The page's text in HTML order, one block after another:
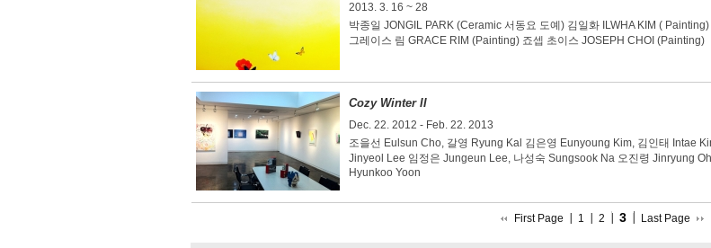
2013. 3. 16 ~ 28
박종일 JONGIL PARK (Ceramic 서동요 도예) 김일화 ILWHA KIM (
그레이스 림 GRACE RIM (Painting) 죠셉 초이스 JOSEPH CHOI (Painting)
Cozy Winter II
Dec. 22. 2012 - Feb. 22. 2013
조을선 Eulsun Cho, 갈영 Ryung Kal 김은영 Eunyoung Kim, 김인태 Intae
Jinyeol Lee 임정은 Jungeun Lee, 나성숙 Sungsook Na 오진령 Jinryung
Hyunkoo Yoon
First Page 1 2 3 Last Page